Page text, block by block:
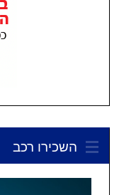
השכירו רכב